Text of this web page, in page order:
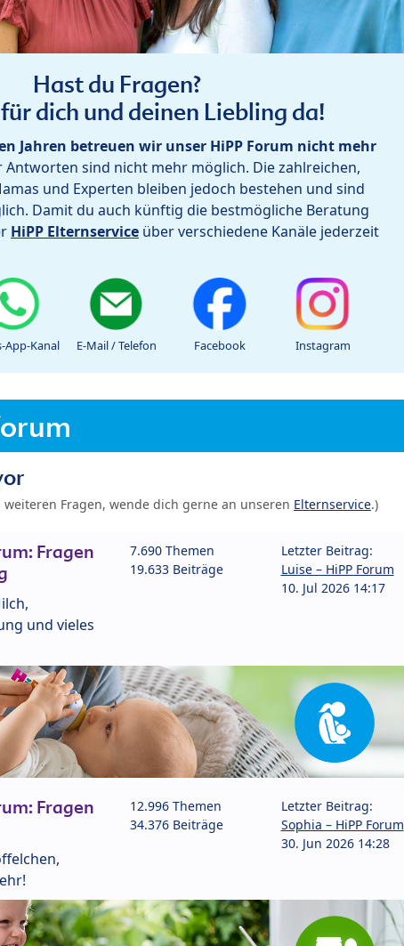
Hast du Fragen?
dich und deinen Liebling da!
Jahren betreuen wir unser HiPP Forum nicht mehr
Antworten sind nicht mehr möglich. Die zahlreichen,
und Experten bleiben jedoch bestehen und sind
Damit du auch künftig die bestmögliche Beratung
HiPP Elternservice über verschiedene Kanäle jederzeit
App-Kanal E-Mail / Telefon Facebook Instagram
weiteren Fragen, wende dich gerne an unseren Elternservice.)
Fragen
und vieles
7.690 Themen
19.633 Beiträge
Letzter Beitrag:
Luise – HiPP Forum
10. Jul 2026 14:17
Fragen
12.996 Themen
34.376 Beiträge
Letzter Beitrag:
Sophia – HiPP Forum
30. Jun 2026 14:28